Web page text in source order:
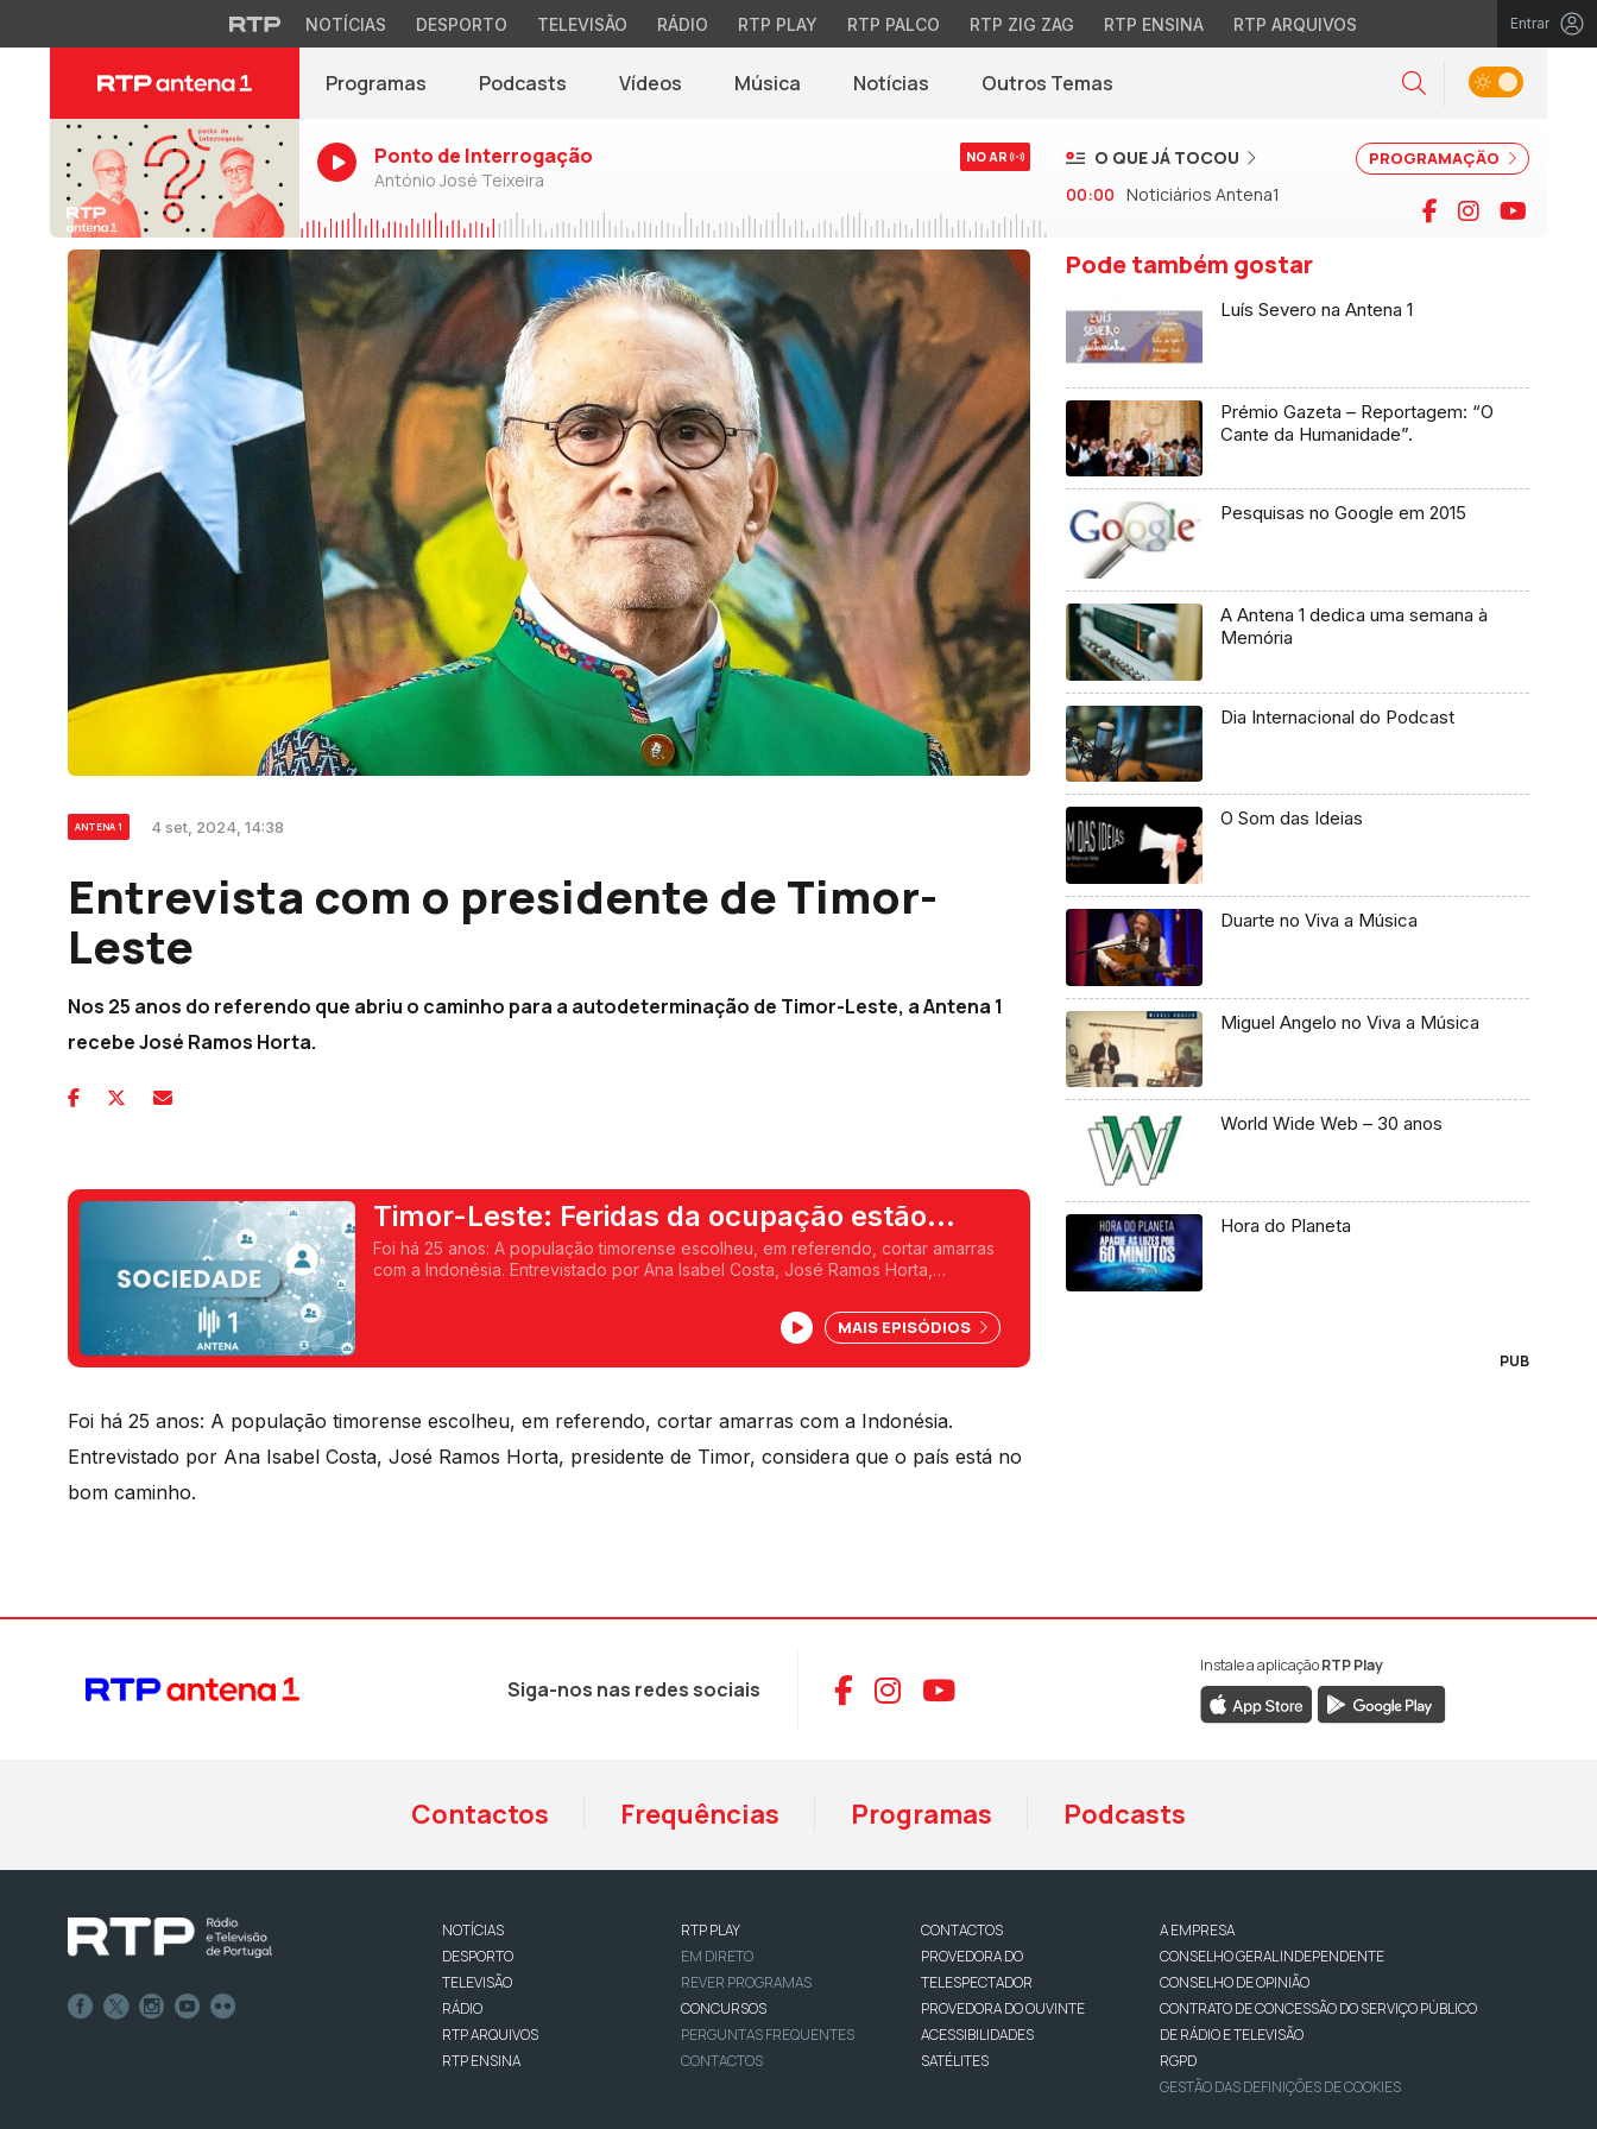
NOTÍCIAS DESPORTO TELEVISÃO RÁDIO RTP PLAY RTP PALCO RTP ZIG ZAG RTP ENSINA RTP ARQUIVOS Entrar
Programas Podcasts Vídeos Música Notícias(abre em nova janela)
Outros Temas Pesquisar
Alternar tema
Ponto de Interrogação
António José Teixeira
NO AR PROGRAMAÇÃO
O QUE JÁ TOCOU
00:00 Noticiários Antena1 Facebook
Instagram
ANTENA 1 4 set, 2024, 14:38
Entrevista com o presidente de Timor-
Leste
Nos 25 anos do referendo que abriu o caminho para a autodeterminação de Timor-Leste, a Antena 1
recebe José Ramos Horta.
Timor-Leste: Feridas da ocupação estão
saradas
Foi há 25 anos: A população timorense escolheu, em referendo, cortar amarras
com a Indonésia. Entrevistado por Ana Isabel Costa, José Ramos Horta,
MAIS EPISÓDIOS
Foi há 25 anos: A população timorense escolheu, em referendo, cortar amarras com a Indonésia.
Entrevistado por Ana Isabel Costa, José Ramos Horta, presidente de Timor, considera que o país está no
bom caminho.
Pode também gostar
Luís Severo na Antena 1
Prémio Gazeta – Reportagem: “O
Cante da Humanidade”.
Pesquisas no Google em 2015
A Antena 1 dedica uma semana à
Memória
Dia Internacional do Podcast
O Som das Ideias
Duarte no Viva a Música
Miguel Angelo no Viva a Música
World Wide Web – 30 anos
Hora do Planeta
PUB
Siga-nos nas redes sociais Aceder ao Facebook da RTP Antena 1
Aceder ao Instagram da RTP Antena 1
Aceder ao YouTube da RTP Antena 1
Instale a aplicaçãoRTP Play
Contactos Frequências Programas Podcasts
NOTÍCIAS
DESPORTO
TELEVISÃO
RÁDIO
RTP ARQUIVOS
RTP ENSINA
RTP PLAY
EM DIRETO
REVER PROGRAMAS
CONCURSOS
PERGUNTAS FREQUENTES
CONTACTOS
CONTACTOS
PROVEDORA DO
TELESPECTADOR
PROVEDORA DO OUVINTE
ACESSIBILIDADES
SATÉLITES
A EMPRESA
CONSELHO GERAL INDEPENDENTE
CONSELHO DE OPINIÃO
CONTRATO DE CONCESSÃO DO SERVIÇO PÚBLICO
DE RÁDIO E TELEVISÃO
RGPD
GESTÃO DAS DEFINIÇÕES DE COOKIES